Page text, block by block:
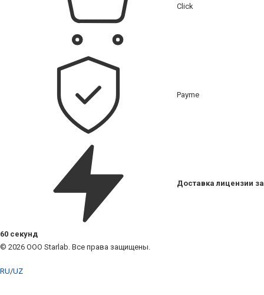
Click
Payme
Доставка лицензии за
60 секунд
© 2026 ООО Starlab. Все права защищены.
RU/UZ